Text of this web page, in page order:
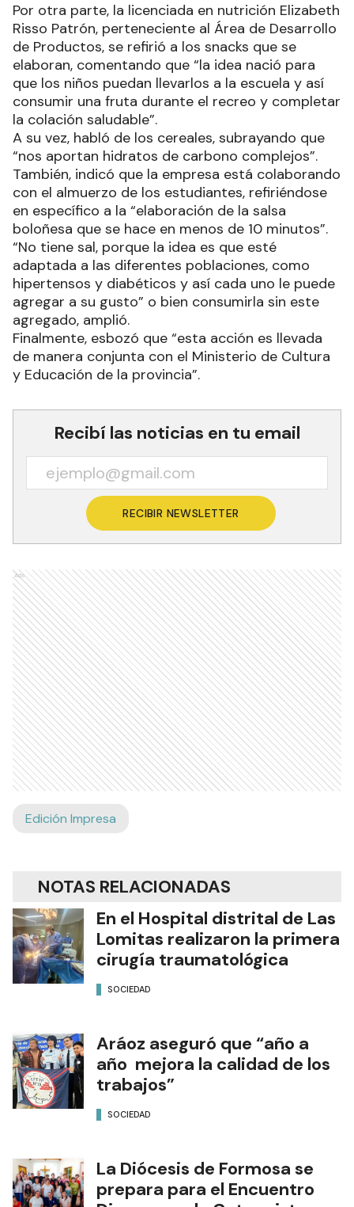
Por otra parte, la licenciada en nutrición Elizabeth
Risso Patrón, perteneciente al Área de Desarrollo
de Productos, se refirió a los snacks que se
elaboran, comentando que “la idea nació para
que los niños puedan llevarlos a la escuela y así
consumir una fruta durante el recreo y completar
la colación saludable”.
A su vez, habló de los cereales, subrayando que
“nos aportan hidratos de carbono complejos”.
También, indicó que la empresa está colaborando
con el almuerzo de los estudiantes, refiriéndose
en específico a la “elaboración de la salsa
boloñesa que se hace en menos de 10 minutos”.
“No tiene sal, porque la idea es que esté
adaptada a las diferentes poblaciones, como
hipertensos y diabéticos y así cada uno le puede
agregar a su gusto” o bien consumirla sin este
agregado, amplió.
Finalmente, esbozó que “esta acción es llevada
de manera conjunta con el Ministerio de Cultura
y Educación de la provincia”.
Recibí las noticias en tu email
RECIBIR NEWSLETTER
Ads
Edición Impresa
NOTAS RELACIONADAS
En el Hospital distrital de Las
Lomitas realizaron la primera
cirugía traumatológica
SOCIEDAD
Aráoz aseguró que “año a
año mejora la calidad de los
trabajos”
SOCIEDAD
La Diócesis de Formosa se
prepara para el Encuentro